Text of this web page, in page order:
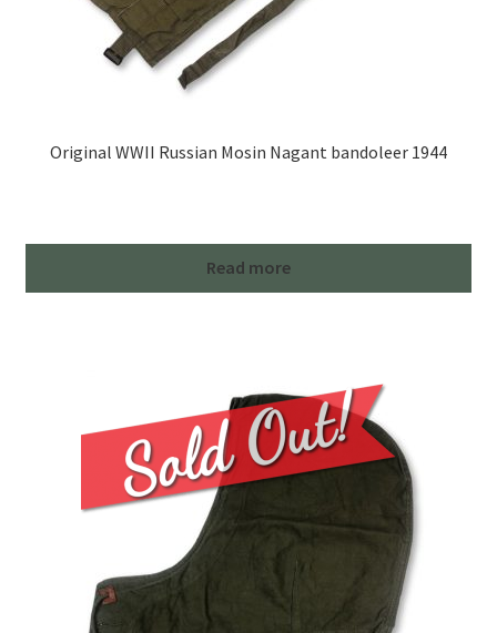
Original WWII Russian Mosin Nagant bandoleer 1944
Read more